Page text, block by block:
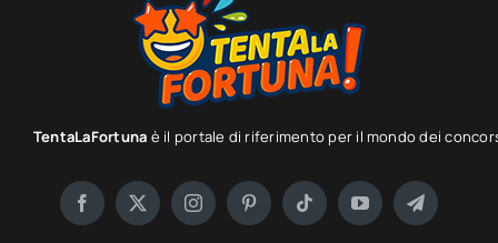
TentaLaFortuna è il portale di riferimento per il mondo dei